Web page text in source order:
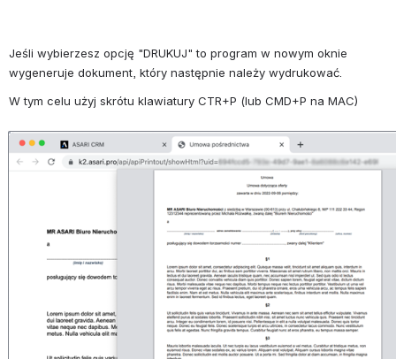
Jeśli wybierzesz opcję "DRUKUJ" to program w nowym oknie
wygeneruje dokument, który następnie należy wydrukować.
W tym celu użyj skrótu klawiatury CTR+P (lub CMD+P na MAC)
Otwórz